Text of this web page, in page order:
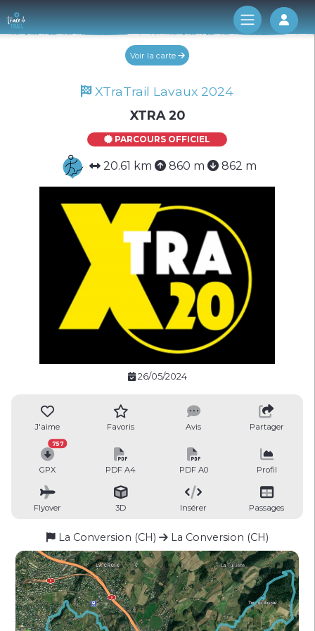
Log
Voir la carte
XTraTrail Lavaux 2024
XTRA 20
PARCOURS OFFICIEL
20.61 km 860 m 862 m
26/05/2024
J'aime Favoris Avis Partager
GPX
757
PDF A4 PDF A0 Profil
Flyover 3D Insérer Passages
La Conversion (CH) La Conversion (CH)